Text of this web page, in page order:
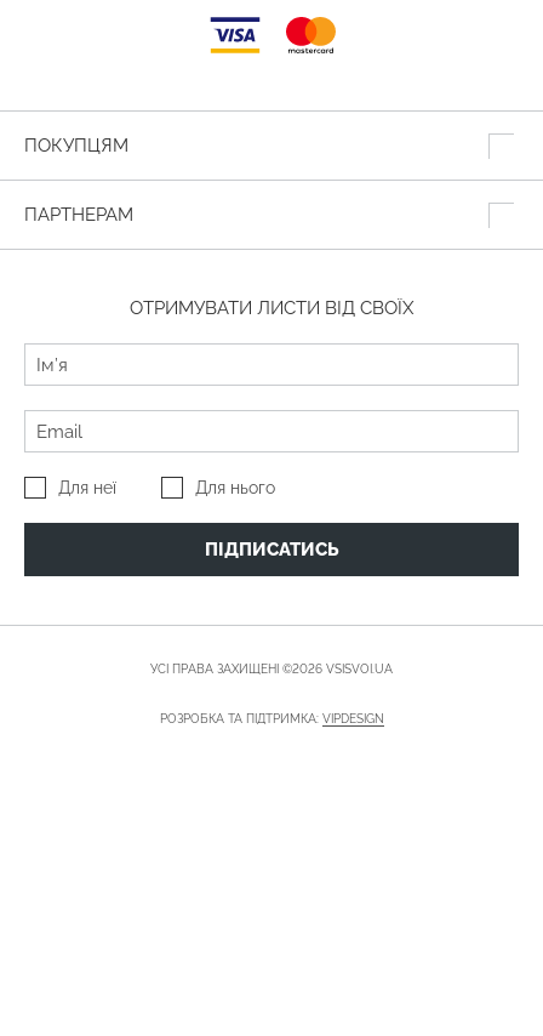
ПОКУПЦЯМ
ПАРТНЕРАМ
ОТРИМУВАТИ ЛИСТИ ВІД СВОЇХ
Для неї Для нього
ПІДПИСАТИСЬ
УСІ ПРАВА ЗАХИЩЕНІ ©2026 VSISVOI.UA
РОЗРОБКА ТА ПІДТРИМКА: VIPDESIGN